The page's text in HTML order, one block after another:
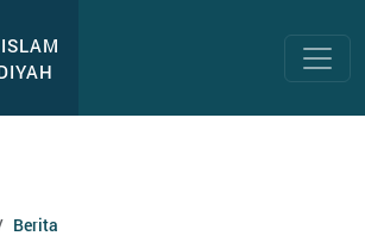
Berita